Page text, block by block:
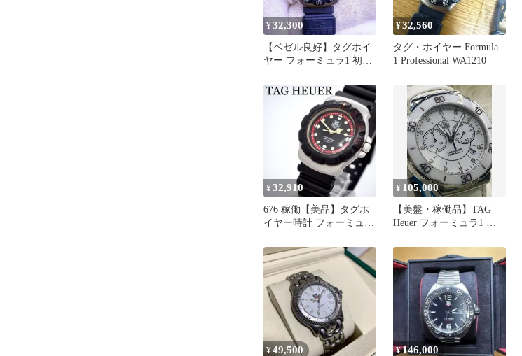
¥32,300
【ベゼル良好】タグホイ
ヤー フォーミュラ1 初代
¥32,560
タグ・ホイヤー Formula
1 Professional WA1210
¥32,910
676 稼働【美品】タグホ
イヤー時計 フォーミュラ
ンズ
¥ 105,000
⁠【美盤・稼働品】TAG
Heuer フォーミュラ1 レ
¥49,500 ¥146,000